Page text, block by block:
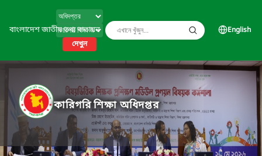
বাংলাদেশ জাতীয় তথ্য বাতায়ন
দেখুন
English
কারিগরি শিক্ষা অধিদপ্তর